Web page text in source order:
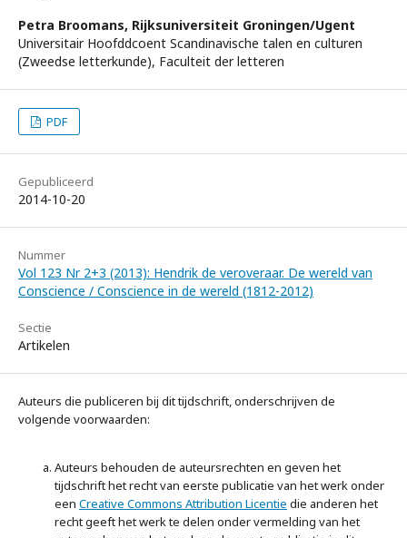
Petra Broomans, Rijksuniversiteit Groningen/Ugent
Universitair Hoofddcoent Scandinavische talen en culturen
(Zweedse letterkunde), Faculteit der letteren
PDF
Gepubliceerd
2014-10-20
Nummer
Vol 123 Nr 2+3 (2013): Hendrik de veroveraar. De wereld van
Conscience / Conscience in de wereld (1812-2012)
Sectie
Artikelen
Auteurs die publiceren bij dit tijdschrift, onderschrijven de
volgende voorwaarden:
Auteurs behouden de auteursrechten en geven het
tijdschrift het recht van eerste publicatie van het werk onder
een Creative Commons Attribution Licentie die anderen het
recht geeft het werk te delen onder vermelding van het